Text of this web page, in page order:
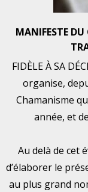
MANIFESTE DU
FIDÈLE À SA
organise,
Chamanisme
année, et
Au delà de cet
d’élaborer le
au plus grand